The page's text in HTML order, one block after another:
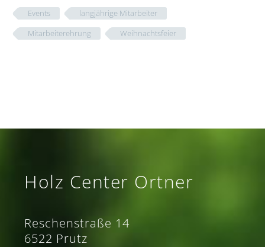
Events
langjährige Mitarbeiter
Mitarbeiterehrung
Weihnachtsfeier
Holz Center Ortner
Reschenstraße 14
6522 Prutz